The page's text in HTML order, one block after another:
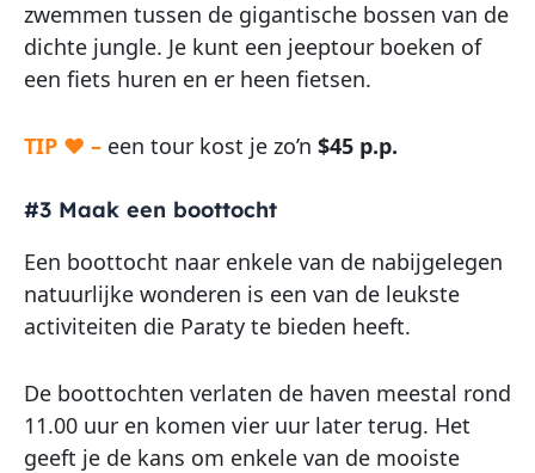
zwemmen tussen de gigantische bossen van de
dichte jungle. Je kunt een jeeptour boeken of
een fiets huren en er heen fietsen.
TIP ♥ – een tour kost je zo’n $45 p.p.
#3 Maak een boottocht
Een boottocht naar enkele van de nabijgelegen
natuurlijke wonderen is een van de leukste
activiteiten die Paraty te bieden heeft.
De boottochten verlaten de haven meestal rond
11.00 uur en komen vier uur later terug. Het
geeft je de kans om enkele van de mooiste